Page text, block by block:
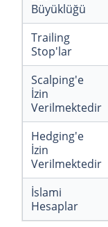
Büyüklüğü
Trailing
Stop'lar
Scalping'e
İzin
Verilmektedir
Hedging'e
İzin
Verilmektedir
İslami
Hesaplar